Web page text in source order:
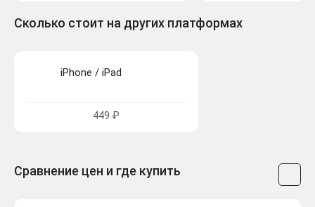
Сколько стоит на других платформах
iPhone / iPad
449 ₽
Сравнение цен и где купить